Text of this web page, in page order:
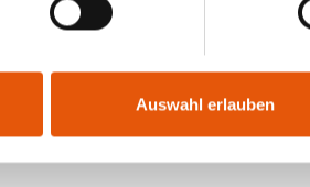
Auswahl erlauben
Mario